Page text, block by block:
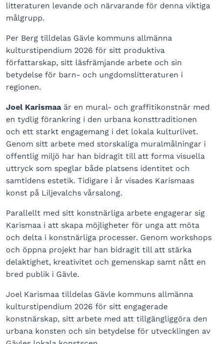
litteraturen levande och närvarande för denna viktiga
målgrupp.
Per Berg tilldelas Gävle kommuns allmänna
kulturstipendium 2026 för sitt produktiva
författarskap, sitt läsfrämjande arbete och sin
betydelse för barn- och ungdomslitteraturen i
regionen.
Joel Karismaa är en mural- och graffitikonstnär med
en tydlig förankring i den urbana konsttraditionen
och ett starkt engagemang i det lokala kulturlivet.
Genom sitt arbete med storskaliga muralmålningar i
offentlig miljö har han bidragit till att forma visuella
uttryck som speglar både platsens identitet och
samtidens estetik. Tidigare i år visades Karismaas
konst på Liljevalchs vårsalong.
Parallellt med sitt konstnärliga arbete engagerar sig
Karismaa i att skapa möjligheter för unga att möta
och delta i konstnärliga processer. Genom workshops
och öppna projekt har han bidragit till att stärka
delaktighet, kreativitet och gemenskap samt nått en
bred publik i Gävle.
Joel Karismaa tilldelas Gävle kommuns allmänna
kulturstipendium 2026 för sitt engagerade
konstnärskap, sitt arbete med att tillgängliggöra den
urbana konsten och sin betydelse för utvecklingen av